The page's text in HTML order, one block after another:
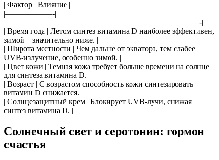
| Фактор | Влияние |
|——————-|
—————————————————————————-|
| Время года | Летом синтез витамина D наиболее эффективен,
зимой – значительно ниже. |
| Широта местности | Чем дальше от экватора, тем слабее
UVB-излучение, особенно зимой. |
| Цвет кожи | Темная кожа требует больше времени на солнце
для синтеза витамина D. |
| Возраст | С возрастом способность кожи синтезировать
витамин D снижается. |
| Солнцезащитный крем | Блокирует UVB-лучи, снижая
синтез витамина D. |
Солнечный свет и серотонин: гормон
счастья